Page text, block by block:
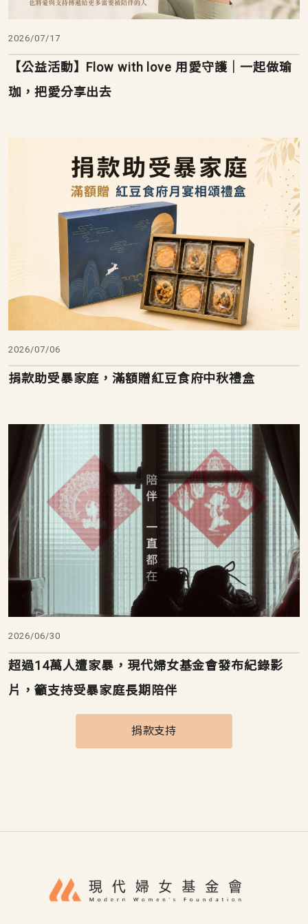
2026/07/17
【公益活動】Flow with love 用愛守護｜一起做瑜
珈，把愛分享出去
2026/07/06
捐款助受暴家庭，滿額贈紅豆食府中秋禮盒
2026/06/30
超過14萬人遭家暴，現代婦女基金會發布紀錄影
片，籲支持受暴家庭長期陪伴
捐款支持